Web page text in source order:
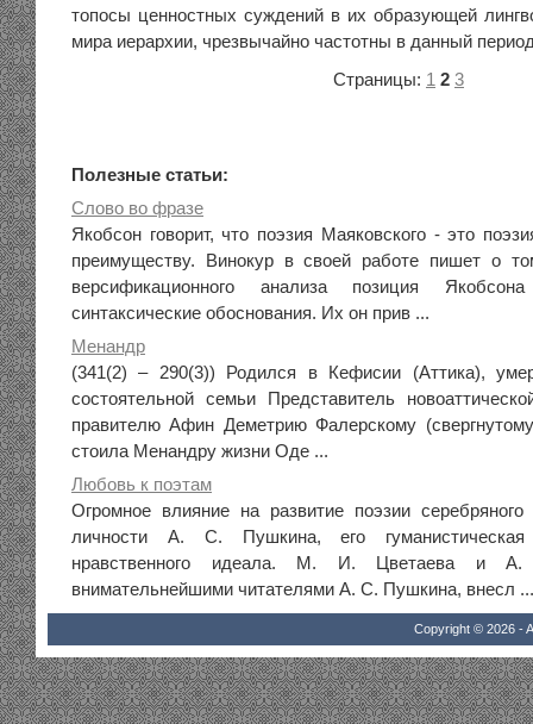
топосы ценностных суждений в их образующей
мира иерархии, чрезвычайно частотны в данный
Страницы: 1 2 3
Полезные статьи:
Слово во фразе
Якобсон говорит, что поэзия Маяковского - это
преимуществу. Винокур в своей работе пишет о
версификационного анализа позиция
синтаксические обоснования. Их он прив ...
Менандр
(341(2) – 290(3)) Родился в Кефисии (Аттика),
состоятельной семьи Представитель
правителю Афин Деметрию Фалерскому
стоила Менандру жизни Оде ...
Любовь к поэтам
Огромное влияние на развитие поэзии
личности А. С. Пушкина, его
нравственного идеала. М. И. Цветаева и
внимательнейшими читателями А. С. Пушкина, внесл ...
Copyright © 2026 -